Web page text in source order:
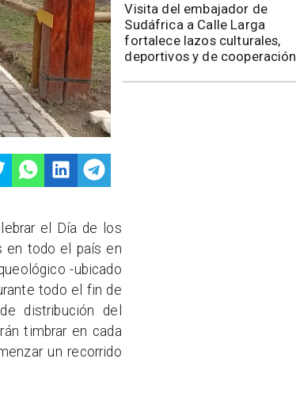
​Visita del embajador de
Sudáfrica a Calle Larga
fortalece lazos culturales,
deportivos y de cooperación
el Día de los
en todo el país en
-ubicado
todo el fin de
distribución del
timbrar en cada
un recorrido